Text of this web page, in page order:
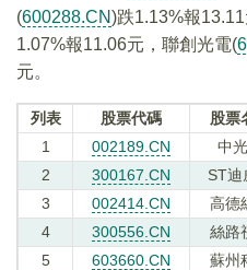
(600288.CN)跌1.13%報
1.07%報11.06元，聯創光電(
元。
列表 股票代碼 股票
1
002189.CN 中
2
300167.CN ST迪
3
002414.CN 高德
4
300556.CN 絲路
5
603660.CN 蘇州